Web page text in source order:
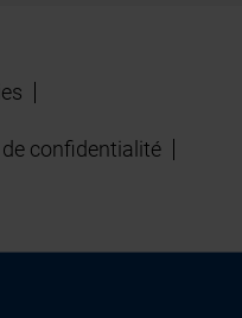
confidentialité